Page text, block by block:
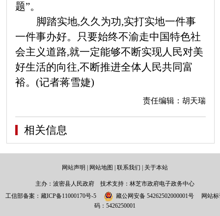
题”。
脚踏实地,久久为功,实打实地一件事
一件事办好。只要始终不渝走中国特色社
会主义道路,就一定能够不断实现人民对美
好生活的向往,不断推进全体人民共同富
裕。(记者蒋雪婕)
责任编辑：胡天瑞
相关信息
网站声明 网站地图 联系我们 关于本站
主办：波密县人民政府 技术支持：林芝市政府电子政务中心
工信部备案： 藏ICP备11000170号-5 藏公网安备 54262502000001号
网站
码：5426250001